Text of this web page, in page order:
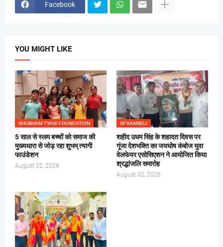
Facebook
YOU MIGHT LIKE
SHUBHAM TYAGI FOUNDATION
5 साल से स्लम बच्चों को समाज की
मुख्यधारा से जोड़ रहा शुभम् त्यागी
फाउंडेशन
August 02, 2026
SP KAMBOJ
शहीद उधम सिंह के शहादत दिवस पर
गूंजा देशभक्ति का जयघोष कंबोज युवा
वेलफेयर एसोसिएशन ने आयोजित किया
श्रद्धांजलि समारोह
August 02, 2026